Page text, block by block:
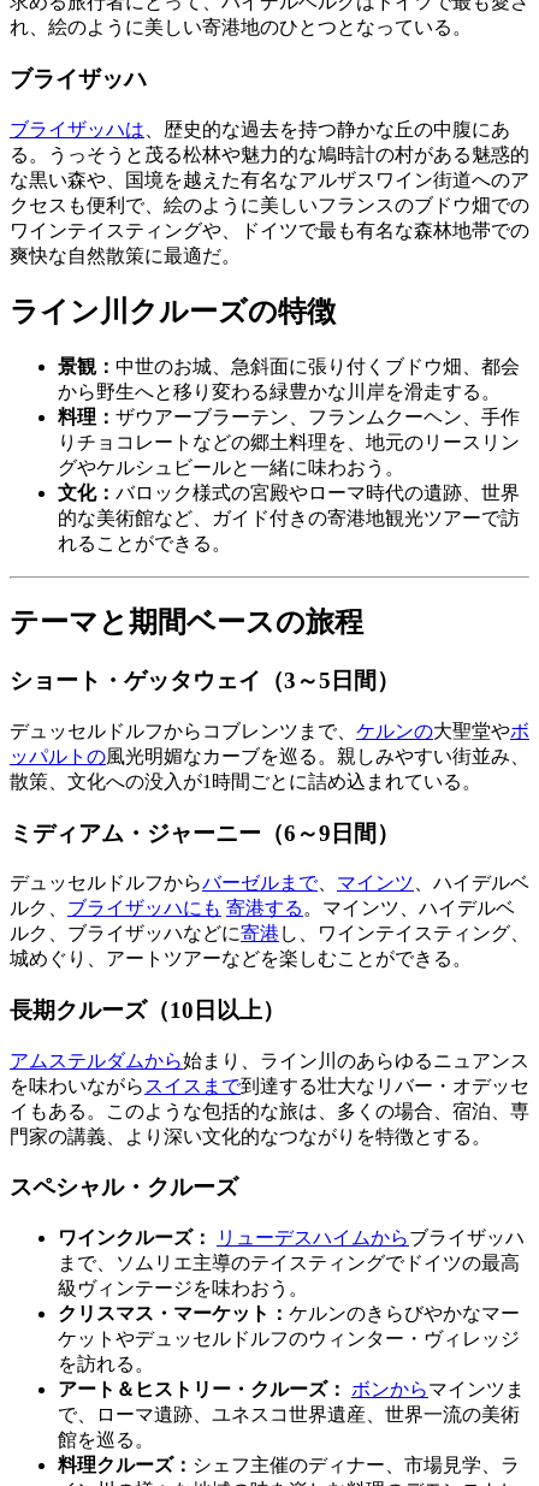
れ、絵のように美しい寄港地のひとつとなっている。
ブライザッハ
ブライザッハは 、歴史的な過去を持つ静かな丘の中腹にあ
る。うっそうと茂る松林や魅力的な鳩時計の村がある魅惑的
な黒い森や、国境を越えた有名なアルザスワイン街道へのア
クセスも便利で、絵のように美しいフランスのブドウ畑での
ワインテイスティングや、ドイツで最も有名な森林地帯での
爽快な自然散策に最適だ。
ライン川クルーズの特徴
景観： 中世のお城、急斜面に張り付くブドウ畑、都会
から野生へと移り変わる緑豊かな川岸を滑走する。
料理： ザウアーブラーテン、フランムクーヘン、手作
りチョコレートなどの郷土料理を、地元のリースリン
グやケルシュビールと一緒に味わおう。
文化： バロック様式の宮殿やローマ時代の遺跡、世界
的な美術館など、ガイド付きの寄港地観光ツアーで訪
れることができる。
テーマと期間ベースの旅程
ショート・ゲッタウェイ（3～5日間）
デュッセルドルフからコブレンツまで、 ケルンの大聖堂やボ
ッパルトの風光明媚なカーブを巡る。親しみやすい街並み、
散策、文化への没入が1時間ごとに詰め込まれている。
ミディアム・ジャーニー（6～9日間）
デュッセルドルフからバーゼルまで、 マインツ 、ハイデルベ
ルク、 ブライザッハにも 寄港する 。マインツ、ハイデルベ
ルク、ブライザッハなどに寄港 し、ワインテイスティング、
城めぐり、アートツアーなどを楽しむことができる。
長期クルーズ（10日以上）
アムステルダムから始まり、ライン川のあらゆるニュアンス
を味わいながら スイスまで到達する壮大なリバー・オデッセ
イもある。このような包括的な旅は、多くの場合、宿泊、専
門家の講義、より深い文化的なつながりを特徴とする。
スペシャル・クルーズ
ワインクルーズ： リューデスハイムからブライザッハ
まで、ソムリエ主導のテイスティングでドイツの最高
級ヴィンテージを味わおう。
クリスマス・マーケット： ケルンのきらびやかなマー
ケットやデュッセルドルフのウィンター・ヴィレッジ
を訪れる。
アート＆ヒストリー・クルーズ：
ボンからマインツま
で、ローマ遺跡、ユネスコ世界遺産、世界一流の美術
館を巡る。
料理クルーズ： シェフ主催のディナー、市場見学、ラ